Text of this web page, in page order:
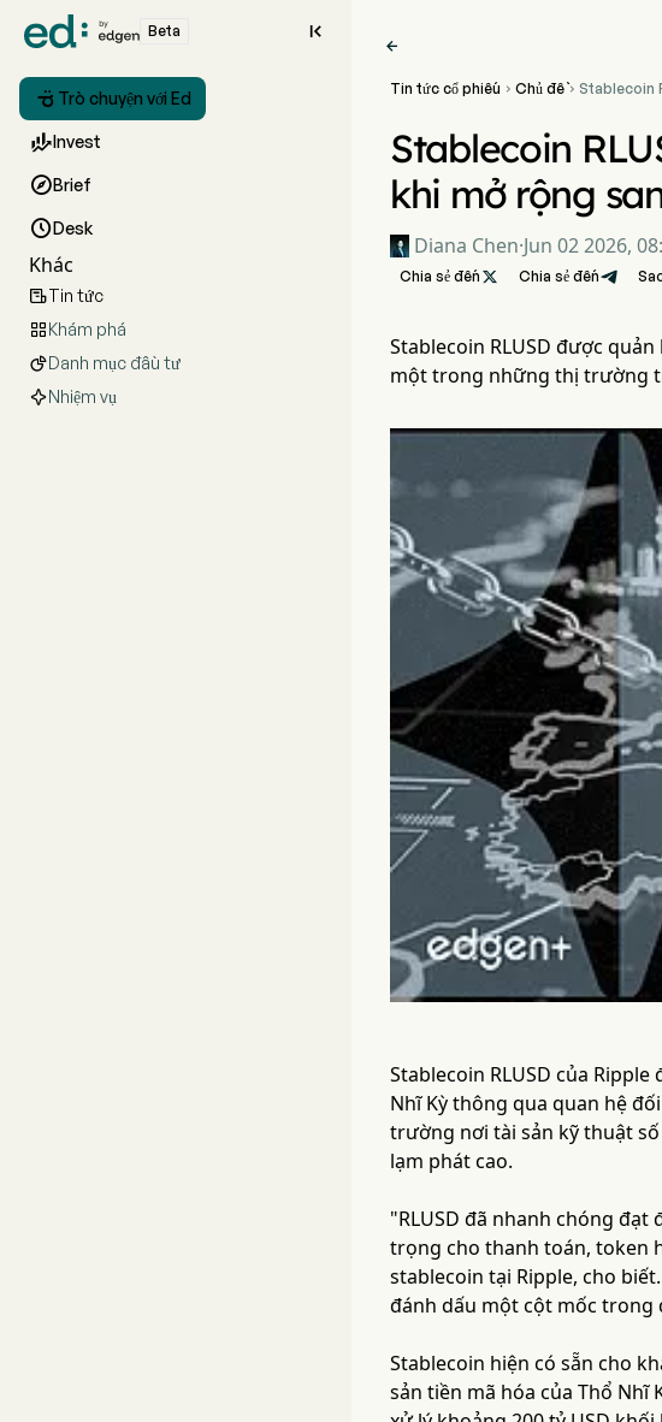
Beta 
 Trò chuyện với Ed
Invest
Brief
Desk
Khác
Tin tức
Khám phá
Danh mục đầu tư
Nhiệm vụ

Tin tức cổ phiếu  Chủ đề Stablecoin
vốn hóa
Thổ Nhĩ Kỳ
Stablecoin
khi mở rộng
Diana Chen·Jun 02 2026,
Chia sẻ đến  Chia sẻ đến
Stablecoin RLUSD được
một trong những thị trường
Stablecoin RLUSD của
Nhĩ Kỳ thông qua quan hệ
trường nơi tài sản kỹ thuật
lạm phát cao.
"RLUSD đã nhanh chóng
trọng cho thanh toán, token
stablecoin tại Ripple, cho
đánh dấu một cột mốc
Stablecoin hiện có sẵn cho
sản tiền mã hóa của Thổ Nhĩ